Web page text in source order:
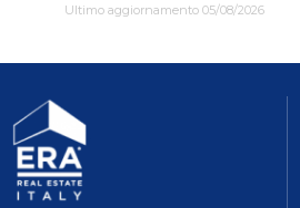
Ultimo aggiornamento 05/08/2026